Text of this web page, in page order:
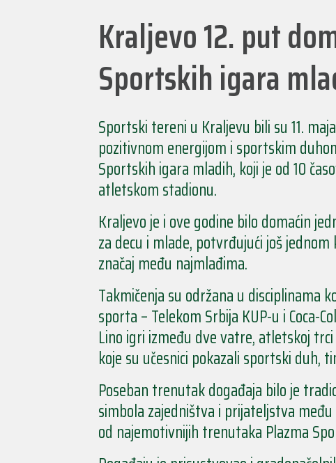
Kraljevo 12. put
Sportskih igara
Sportski tereni u Kraljevu bili su 11.
pozitivnom energijom i sportskim
Sportskih igara mladih, koji je od 10
atletskom stadionu.
Kraljevo je i ove godine bilo domaćin
za decu i mlade, potvrđujući još
značaj među najmlađima.
Takmičenja su održana u disciplinama
sporta – Telekom Srbija KUP-u i Coca-
Lino igri između dve vatre, atletskoj
koje su učesnici pokazali sportski duh,
Poseban trenutak događaja bilo je
simbola zajedništva i prijateljstva
od najemotivnijih trenutaka Plazma